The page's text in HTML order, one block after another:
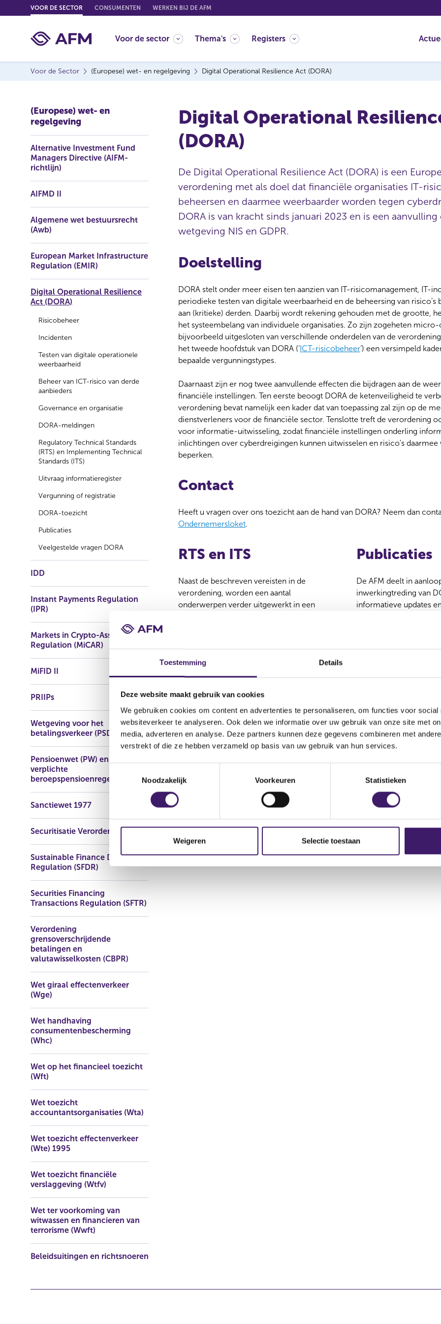
Toestemming Details
Deze website maakt gebruik van cookies
We gebruiken cookies om content en advertenties te personaliseren, om functies voor social
websiteverkeer te analyseren. Ook delen we informatie over uw gebruik van onze site met
media, adverteren en analyse. Deze partners kunnen deze gegevens combineren met
verstrekt of die ze hebben verzameld op basis van uw gebruik van hun services.
o
e
e
i
s
c
i
Noodzakelijk Voorkeuren Statistieken
Weigeren Selectie toestaan
o
o
VOOR DE SECTOR CONSUMENTEN WERKEN BIJ DE AFM
Voor de sector Thema's Registers
Voor de Sector (Europese) wet- en regelgeving Digital Operational Resilience Act (DORA)
(Europese) wet- en
regelgeving
Alternative Investment Fund
Managers Directive (AIFM-
richtlijn)
AIFMD II
Algemene wet bestuursrecht
(Awb)
European Market Infrastructure
Regulation (EMIR)
Digital Operational Resilience
Act (DORA)
Risicobeheer
Incidenten
Testen van digitale operationele
weerbaarheid
Beheer van ICT-risico van derde
aanbieders
Governance en organisatie
DORA-meldingen
Regulatory Technical Standards
(RTS) en Implementing Technical
Standards (ITS)
Uitvraag informatieregister
Vergunning of registratie
DORA-toezicht
Publicaties
Veelgestelde vragen DORA
IDD
Instant Payments Regulation
(IPR)
Markets in Crypto-Assets
Regulation (MiCAR)
MiFID II
PRIIPs
Wetgeving voor het
betalingsverkeer (PSD2)
Pensioenwet (PW) en Wet
verplichte
beroepspensioenregeling (Wvb)
Sanctiewet 1977
Securitisatie Verordening
Sustainable Finance Disclosure
Regulation (SFDR)
Securities Financing
Transactions Regulation (SFTR)
Verordening
grensoverschrijdende
betalingen en
valutawisselkosten (CBPR)
Wet giraal effectenverkeer
(Wge)
Wet handhaving
consumentenbescherming
(Whc)
Wet op het financieel toezicht
(Wft)
Wet toezicht
accountantsorganisaties (Wta)
Wet toezicht effectenverkeer
(Wte) 1995
Wet toezicht financiële
verslaggeving (Wtfv)
Wet ter voorkoming van
witwassen en financieren van
terrorisme (Wwft)
Beleidsuitingen en richtsnoeren
Digital Operational
(DORA)
De Digital Operational Resilience Act (DORA) is een
verordening met als doel dat financiële organisaties IT-
beheersen en daarmee weerbaarder worden tegen
DORA is van kracht sinds januari 2023 en is een
wetgeving NIS en GDPR.
Doelstelling
DORA stelt onder meer eisen ten aanzien van IT-risicomanagement, IT-
periodieke testen van digitale weerbaarheid en de beheersing van risico’s
aan (kritieke) derden. Daarbij wordt rekening gehouden met de grootte,
het systeembelang van individuele organisaties. Zo zijn zogeheten
bijvoorbeeld uitgesloten van verschillende onderdelen van de
het tweede hoofdstuk van DORA (‘ICT-risicobeheer’) een versimpeld
bepaalde vergunningstypes.
Daarnaast zijn er nog twee aanvullende effecten die bijdragen aan de
financiële instellingen. Ten eerste beoogt DORA de ketenveiligheid te
verordening bevat namelijk een kader dat van toepassing zal zijn op de
dienstverleners voor de financiële sector. Tenslotte treft de verordening
voor informatie-uitwisseling, zodat financiële instellingen onderling
inlichtingen over cyberdreigingen kunnen uitwisselen en risico’s daarmee
beperken.
Contact
Heeft u vragen over ons toezicht aan de hand van DORA? Neem dan
Ondernemersloket.
RTS en ITS
Naast de beschreven vereisten in de
verordening, worden een aantal
onderwerpen verder uitgewerkt in een
Publicaties
De AFM deelt in
inwerkingtreding van
informatieve updates